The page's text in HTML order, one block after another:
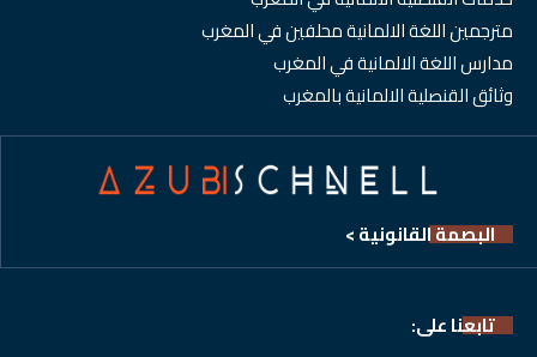
مترجمين اللغة الالمانية محلفين في المغرب
مدارس اللغة الالمانية في المغرب
وثائق القنصلية الالمانية بالمغرب
البصمة القانونية >
تابعنا على: